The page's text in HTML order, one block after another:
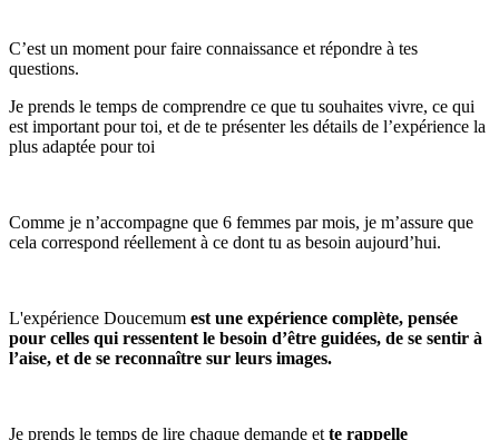
C’est un moment pour faire connaissance et répondre à tes
questions.
Je prends le temps de comprendre ce que tu souhaites vivre, ce qui
est important pour toi, et de te présenter les détails de l’expérience la
plus adaptée pour toi
Comme je n’accompagne que 6 femmes par mois, je m’assure que
cela correspond réellement à ce dont tu as besoin aujourd’hui.
L'expérience Doucemum est une expérience complète, pensée
pour celles qui ressentent le besoin d’être guidées, de se sentir à
l’aise, et de se reconnaître sur leurs images.
Je prends le temps de lire chaque demande ette rappelle